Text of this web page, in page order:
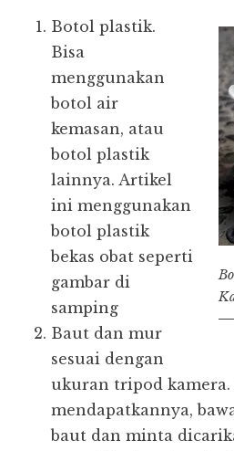
Botol plastik.
Bisa
menggunakan
botol air
kemasan, atau
botol plastik
lainnya. Artikel
ini menggunakan
botol plastik
bekas obat seperti
gambar di
samping
Baut dan mur
sesuai dengan
ukuran tripod
mendapatkannya,
baut dan minta